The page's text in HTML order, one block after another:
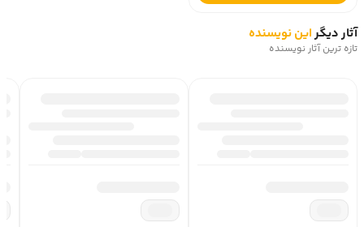
آثار دیگراین نویسنده
تازه ترین آثار نویسنده